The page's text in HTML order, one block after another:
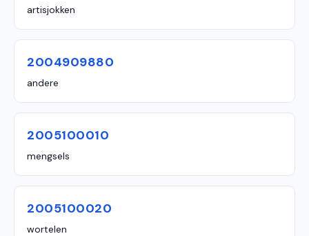
artisjokken
2004909880
andere
2005100010
mengsels
2005100020
wortelen